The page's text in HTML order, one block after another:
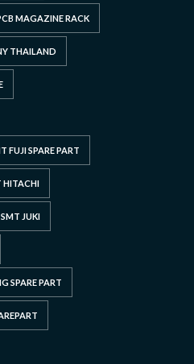
MAGAZINE RACK
THAILAND
FUJI SPARE PART
HITACHI
SMT JUKI
SPARE PART